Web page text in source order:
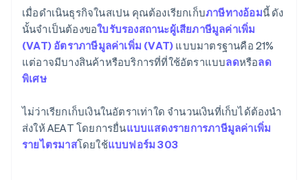
เมื่อดำเนินธุรกิจในสเปน คุณต้องเรียกเก็บภาษีทางอ้อมนี้ ดัง
นั้นจำเป็นต้องขอใบรับรองสถานะผู้เสียภาษีมูลค่าเพิ่ม
(VAT) อัตราภาษีมูลค่าเพิ่ม (VAT) แบบมาตรฐานคือ 21%
แต่อาจมีบางสินค้าหรือบริการที่ที่ใช้อัตราแบบลดหรือลด
พิเศษ
ไม่ว่าเรียกเก็บเงินในอัตราเท่าใด จำนวนเงินที่เก็บได้ต้องนำ
ส่งให้ AEAT โดยการยื่นแบบแสดงรายการภาษีมูลค่าเพิ่ม
รายไตรมาสโดยใช้แบบฟอร์ม 303